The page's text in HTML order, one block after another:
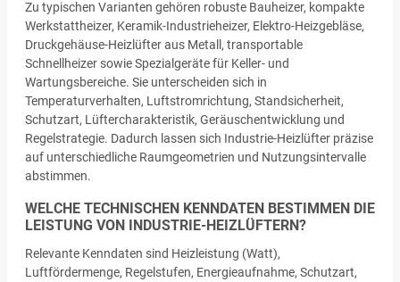
Zu typischen Varianten gehören robuste Bauheizer, kompakte
Werkstattheizer, Keramik-Industrieheizer, Elektro-Heizgebläse,
Druckgehäuse-Heizlüfter aus Metall, transportable
Schnellheizer sowie Spezialgeräte für Keller- und
Wartungsbereiche. Sie unterscheiden sich in
Temperaturverhalten, Luftstromrichtung, Standsicherheit,
Schutzart, Lüftercharakteristik, Geräuschentwicklung und
Regelstrategie. Dadurch lassen sich Industrie-Heizlüfter präzise
auf unterschiedliche Raumgeometrien und Nutzungsintervalle
abstimmen.
WELCHE TECHNISCHEN KENNDATEN BESTIMMEN DIE
LEISTUNG VON INDUSTRIE-HEIZLÜFTERN?
Relevante Kenndaten sind Heizleistung (Watt),
Luftfördermenge, Regelstufen, Energieaufnahme, Schutzart,